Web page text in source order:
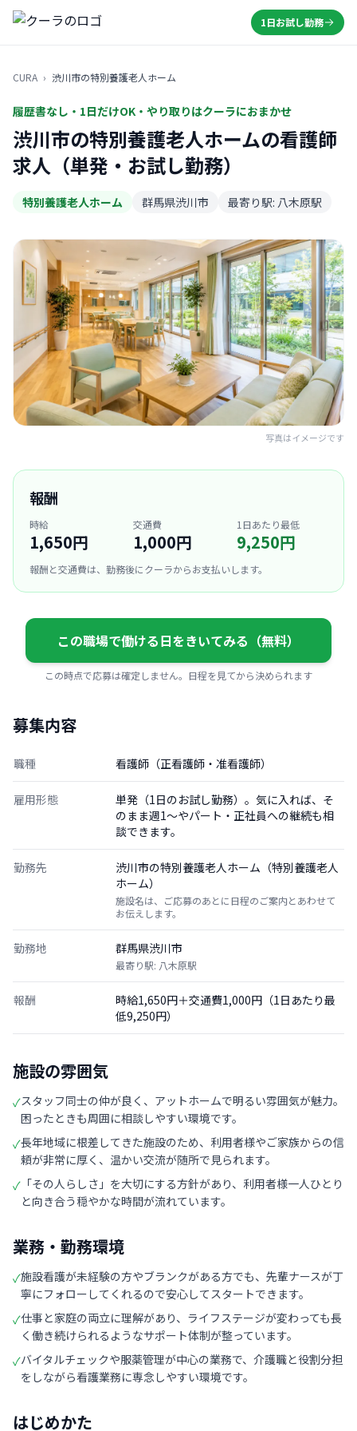
1日お試し勤務
CURA › 渋川市の特別養護老人ホーム
履歴書なし・1日だけOK・やり取りはクーラにおまかせ
渋川市の特別養護老人ホームの看護師
求人（単発・お試し勤務）
特別養護老人ホーム 群馬県渋川市 最寄り駅: 八木原駅
写真はイメージです
報酬
時給
1,650円
交通費
1,000円
1日あたり最低
9,250円
報酬と交通費は、勤務後にクーラからお支払いします。
この職場で働ける日をきいてみる（無料）
この時点で応募は確定しません。日程を見てから決められます
募集内容
職種 看護師（正看護師・准看護師）
雇用形態
単発（1日のお試し勤務）。気に入れば、そ
のまま週1〜やパート・正社員への継続も相
談できます。
勤務先
渋川市の特別養護老人ホーム（特別養護老人
ホーム）
施設名は、ご応募のあとに日程のご案内とあわせて
お伝えします。
勤務地 群馬県渋川市
最寄り駅: 八木原駅
報酬
時給1,650円＋交通費1,000円（1日あたり最
低9,250円）
施設の雰囲気
✓スタッフ同士の仲が良く、アットホームで明るい雰囲気が魅力。
困ったときも周囲に相談しやすい環境です。
✓長年地域に根差してきた施設のため、利用者様やご家族からの信
頼が非常に厚く、温かい交流が随所で見られます。
✓ 「その人らしさ」を大切にする方針があり、利用者様一人ひとり
と向き合う穏やかな時間が流れています。
業務・勤務環境
✓施設看護が未経験の方やブランクがある方でも、先輩ナースが丁
寧にフォローしてくれるので安心してスタートできます。
✓仕事と家庭の両立に理解があり、ライフステージが変わっても長
く働き続けられるようなサポート体制が整っています。
✓バイタルチェックや服薬管理が中心の業務で、介護職と役割分担
をしながら看護業務に専念しやすい環境です。
はじめかた